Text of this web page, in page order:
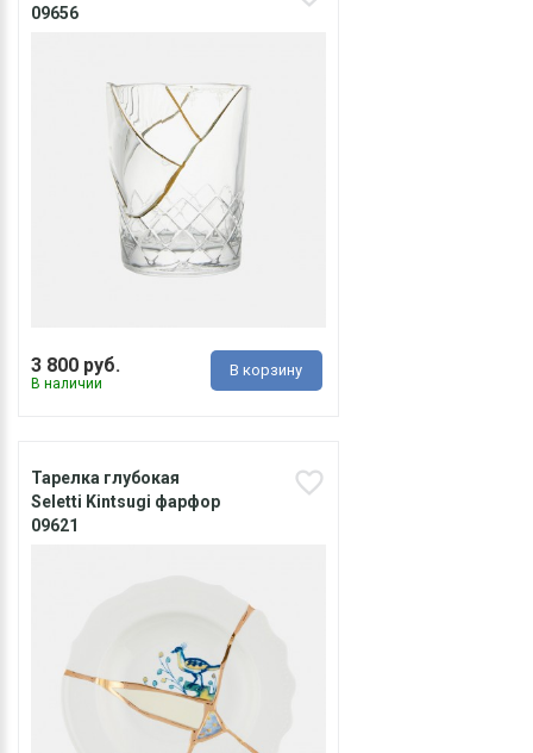
09656
3 800 руб.
В наличии
В корзину
Тарелка глубокая
Seletti Kintsugi фарфор
09621